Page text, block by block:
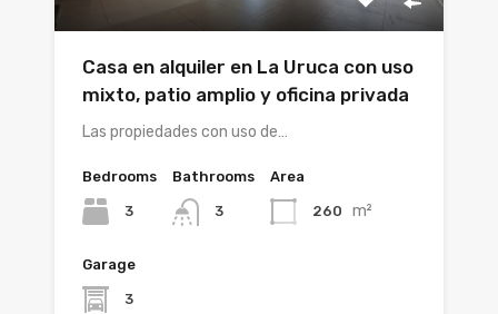
Casa en alquiler en La Uruca con uso
mixto, patio amplio y oficina privada
Las propiedades con uso de…
Bedrooms
3
Bathrooms
3
Area
260 m²
Garage
3